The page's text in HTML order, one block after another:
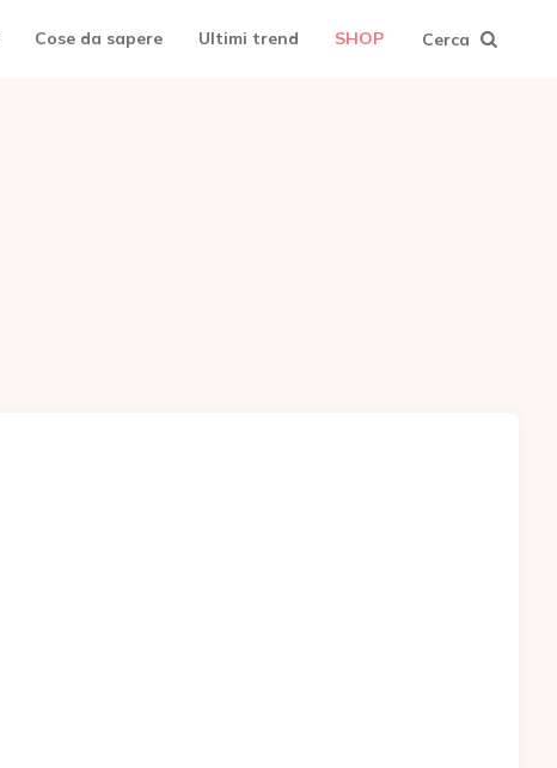
Cose da sapere Ultimi trend SHOP Cerca